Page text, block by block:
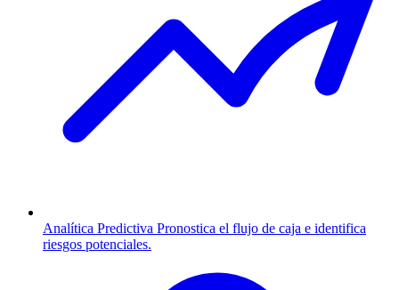
Analítica Predictiva Pronostica el flujo de caja e identifica
riesgos potenciales.